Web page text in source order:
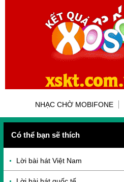
NHẠC CHỜ MOBIFONE
Có thể bạn sẽ thích
Lời bài hát Việt Nam